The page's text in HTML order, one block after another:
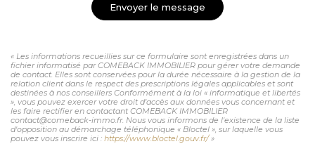
Envoyer le message
« Les informations recueillies sur ce formulaire sont enregistrées dans un
fichier informatisé par COMEBACK IMMOBILIER pour gérer votre demande
de contact. Elles sont conservées pour la durée nécessaire à la gestion de la
relation client dans le respect des prescriptions légales applicables et sont
destinées à nos conseillers Conformément à la loi « informatique et libertés
», vous pouvez exercer votre droit d'accès aux données vous concernant et
les faire rectifier en contactant COMEBACK IMMOBILIER
contact@comeback-immo.fr. Nous vous informons de l'existence de la liste
d'opposition au démarchage téléphonique « Bloctel », sur laquelle vous
pouvez vous inscrire ici : https://www.bloctel.gouv.fr/»